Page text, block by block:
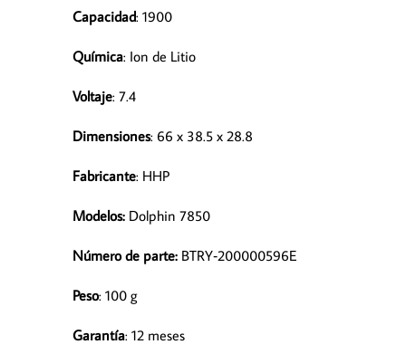
Capacidad: 1900
Química: Ion de Litio
Voltaje: 7.4
Dimensiones: 66 x 38.5 x 28.8
Fabricante: HHP
Modelos: Dolphin 7850
Número de parte: BTRY‑200000596E
Peso: 100 g
Garantía: 12 meses